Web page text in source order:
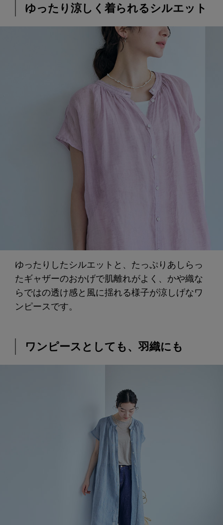
ゆったり涼しく着られるシルエット
ゆったりしたシルエットと、たっぷりあしらっ
たギャザーのおかげで肌離れがよく、かや織な
らではの透け感と風に揺れる様子が涼しげなワ
ンピースです。
ワンピースとしても、羽織にも